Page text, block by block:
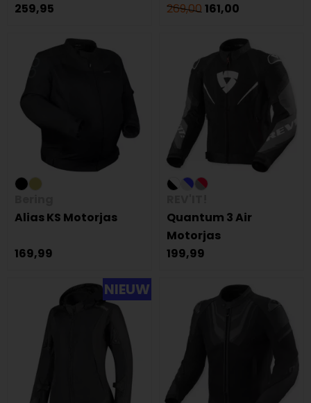
259,95
269,00161,00
Alias KS Motorjas
169,99
Quantum 3 Air
Motorjas
199,99
NIEUW